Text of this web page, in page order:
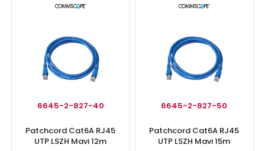
6645-2-827-40
Patchcord Cat6A RJ45
UTP LSZH Mavi 12m
6645-2-827-50
Patchcord Cat6A RJ45
UTP LSZH Mavi 15m